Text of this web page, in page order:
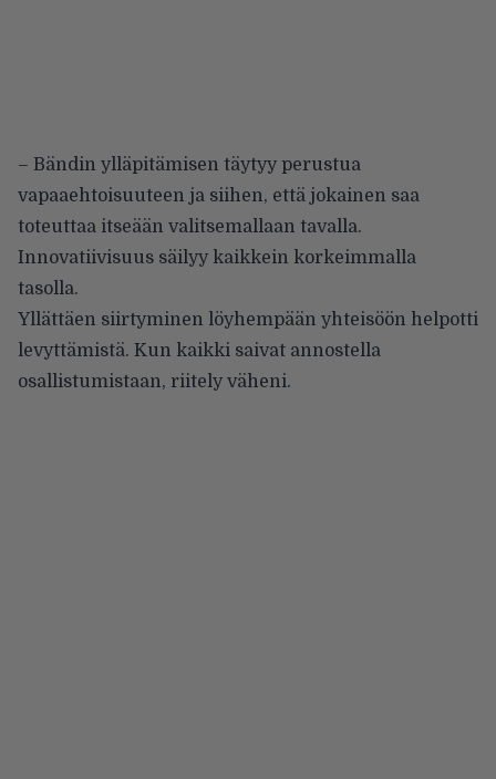
– Bändin ylläpitämisen täytyy perustua
vapaaehtoisuuteen ja siihen, että jokainen saa
toteuttaa itseään valitsemallaan tavalla.
Innovatiivisuus säilyy kaikkein korkeimmalla
tasolla.
Yllättäen siirtyminen löyhempään yhteisöön helpotti
levyttämistä. Kun kaikki saivat annostella
osallistumistaan, riitely väheni.